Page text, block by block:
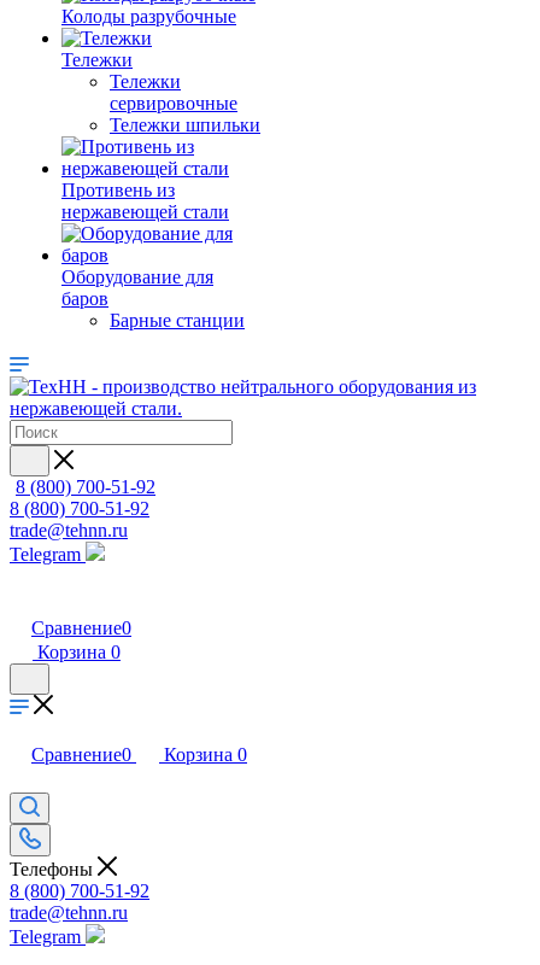
Колоды разрубочные
Тележки
Тележки
сервировочные
Тележки шпильки
Противень из
нержавеющей стали
Оборудование для
баров
Барные станции
8 (800) 700-51-92
8 (800) 700-51-92
trade@tehnn.ru
Telegram
Сравнение0
Корзина 0
Сравнение0 Корзина 0
Телефоны
8 (800) 700-51-92
trade@tehnn.ru
Telegram